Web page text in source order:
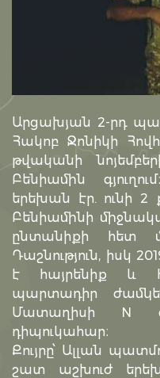
Արցախյան 2-րդ
Հակոբ Ջոնիկի
թվականի
Բենիամին
երեխան էր. ունի 2
Բենիամինի
ընտանիքի հետ
Դաշնություն, իսկ
է հայրենիք և
պարտադիր
Մատաղիսի N
դիպուկահար։
Քույրը՝ Ալլան
շատ աշխուժ